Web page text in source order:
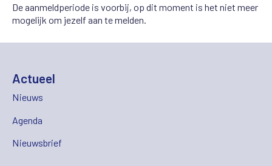
De aanmeldperiode is voorbij, op dit moment is het niet meer
mogelijk om jezelf aan te melden.
Actueel
Nieuws
Agenda
Nieuwsbrief